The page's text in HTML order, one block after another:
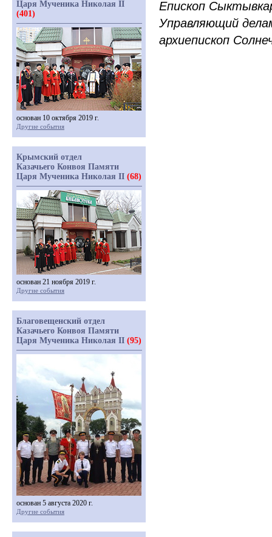
Епископ
Управляющий
архиепископ
Царя Мученика Николая II
(401)
основан 10 октября 2019 г.
Другие события
Крымский отдел
Казачьего Конвоя Памяти
Царя Мученика Николая II (68)
основан 21 ноября 2019 г.
Другие события
Благовещенский отдел
Казачьего Конвоя Памяти
Царя Мученика Николая II (95)
основан 5 августа 2020 г.
Другие события